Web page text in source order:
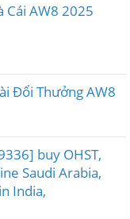
Cái AW8 2025
Đổi Thưởng AW8
buy OHST,
Saudi Arabia,
India,